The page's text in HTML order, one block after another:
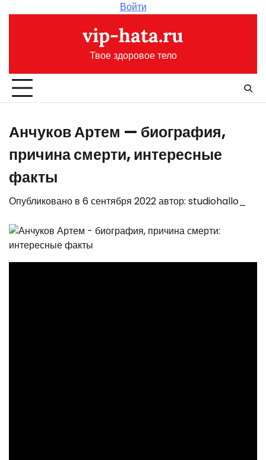
Войти
vip-hata.ru
Твое здоровое тело
Анчуков Артем — биография,
причина смерти, интересные
факты
Опубликовано в 6 сентября 2022автор: studiohallo_